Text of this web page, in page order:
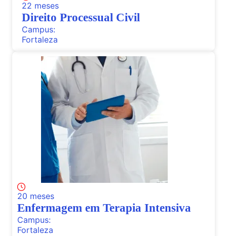
22 meses
Direito Processual Civil
Campus:
Fortaleza
20 meses
Enfermagem em Terapia Intensiva
Campus:
Fortaleza